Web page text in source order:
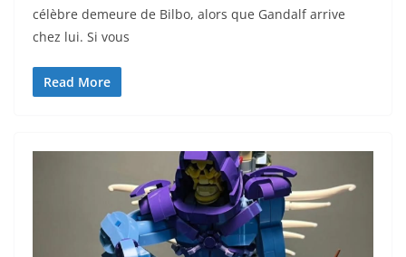
célèbre demeure de Bilbo, alors que Gandalf arrive
chez lui. Si vous
Read More